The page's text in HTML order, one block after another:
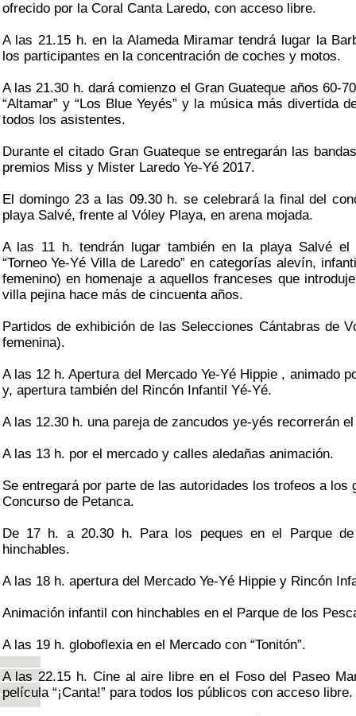
ofrecido por la Coral Canta Laredo, con acceso libre.
A las 21.15 h. en la Alameda Miramar tendrá lugar la
los participantes en la concentración de coches y motos.
A las 21.30 h. dará comienzo el Gran Guateque años 60-
“Altamar” y “Los Blue Yeyés” y la música más divertida
todos los asistentes.
Durante el citado Gran Guateque se entregarán las
premios Miss y Mister Laredo Ye-Yé 2017.
El domingo 23 a las 09.30 h. se celebrará la final del
playa Salvé, frente al Vóley Playa, en arena mojada.
A las 11 h. tendrán lugar también en la playa Salvé el
“Torneo Ye-Yé Villa de Laredo” en categorías alevín,
femenino) en homenaje a aquellos franceses que
villa pejina hace más de cincuenta años.
Partidos de exhibición de las Selecciones Cántabras de
femenina).
A las 12 h. Apertura del Mercado Ye-Yé Hippie , animado
y, apertura también del Rincón Infantil Yé-Yé.
A las 12.30 h. una pareja de zancudos ye-yés recorrerán
A las 13 h. por el mercado y calles aledañas animación.
Se entregará por parte de las autoridades los trofeos a los
Concurso de Petanca.
De 17 h. a 20.30 h. Para los peques en el Parque de
hinchables.
A las 18 h. apertura del Mercado Ye-Yé Hippie y Rincón
Animación infantil con hinchables en el Parque de los
A las 19 h. globoflexia en el Mercado con “Tonitón”.
A las 22.15 h. Cine al aire libre en el Foso del Paseo
película “¡Canta!” para todos los públicos con acceso libre.